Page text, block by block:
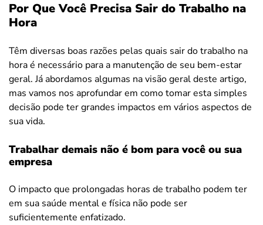
Por Que Você Precisa Sair do Trabalho na
Hora
Têm diversas boas razões pelas quais sair do trabalho na
hora é necessário para a manutenção de seu bem-estar
geral. Já abordamos algumas na visão geral deste artigo,
mas vamos nos aprofundar em como tomar esta simples
decisão pode ter grandes impactos em vários aspectos de
sua vida.
Trabalhar demais não é bom para você ou sua
empresa
O impacto que prolongadas horas de trabalho podem ter
em sua saúde mental e física não pode ser
suficientemente enfatizado.